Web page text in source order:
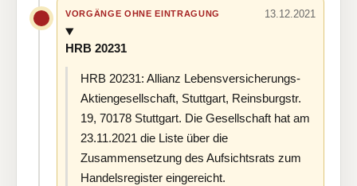
VORGÄNGE OHNE EINTRAGUNG 13.12.2021
HRB 20231
HRB 20231: Allianz Lebensversicherungs-
Aktiengesellschaft, Stuttgart, Reinsburgstr.
19, 70178 Stuttgart. Die Gesellschaft hat am
23.11.2021 die Liste über die
Zusammensetzung des Aufsichtsrats zum
Handelsregister eingereicht.